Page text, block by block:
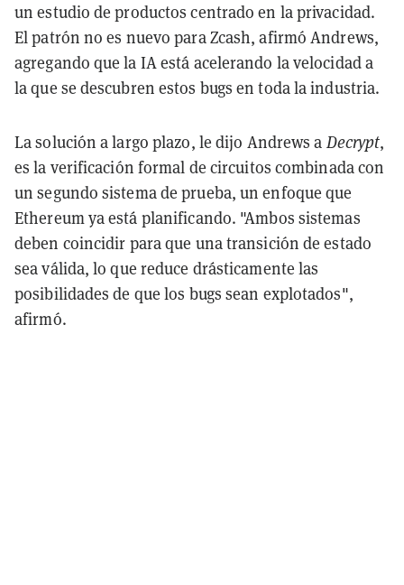
un estudio de productos centrado en la privacidad.
El patrón no es nuevo para Zcash, afirmó Andrews,
agregando que la IA está acelerando la velocidad a
la que se descubren estos bugs en toda la industria.
La solución a largo plazo, le dijo Andrews a Decrypt,
es la verificación formal de circuitos combinada con
un segundo sistema de prueba, un enfoque que
Ethereum ya está planificando. "Ambos sistemas
deben coincidir para que una transición de estado
sea válida, lo que reduce drásticamente las
posibilidades de que los bugs sean explotados",
afirmó.